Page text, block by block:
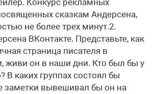
Конкурс рекламных
сказкам Андерсена,
не более трех минут.2.
ВКонтакте. Представьте, как
страница писателя в
живи он в наши дни. Кто был бы у
В каких группах состоял бы
заметки вывешивал бы он на